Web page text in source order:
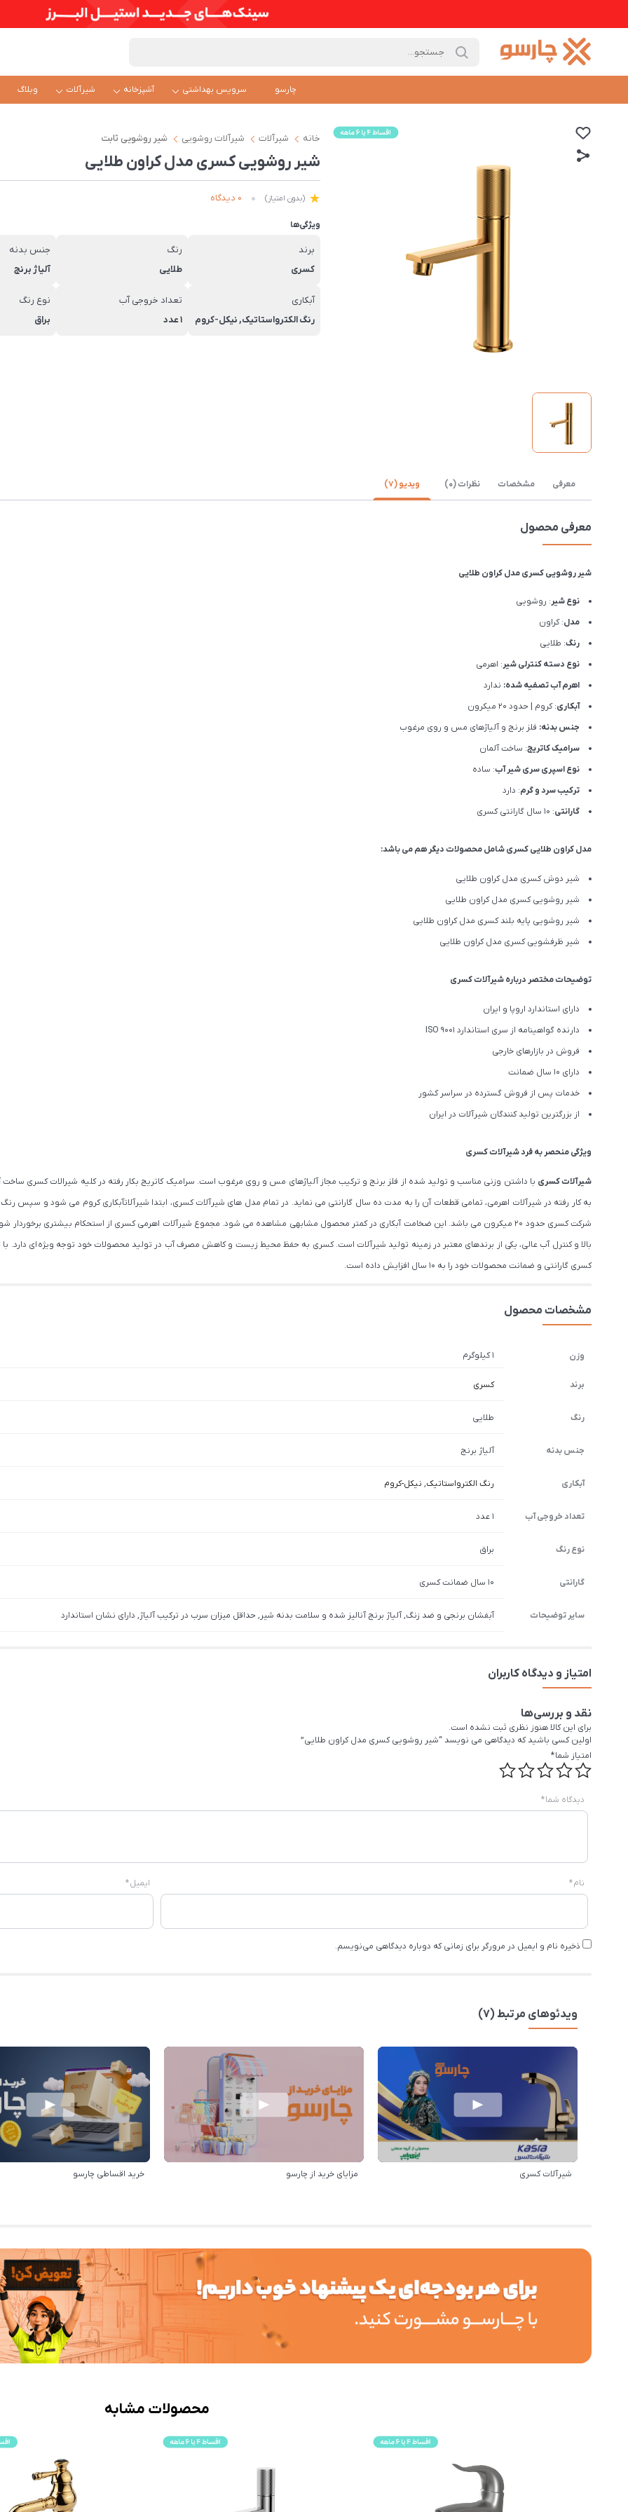
چارسو سرویس بهداشتی آشپزخانه شیرآلات وبلاگ
خانه شیرآلات شیرآلات روشویی شیر روشویی ثابت
شیر روشویی کسری مدل کراون طلایی
(بدون امتیاز) 0 دیدگاه
ویژگی‌ها
برند
کسری
رنگ
طلایی
جنس بدنه
آلیاژ برنج
آبکاری
رنگ الکترواستاتیک, نیکل-کروم
تعداد خروجی آب
1 عدد
نوع رنگ
براق
معرفی مشخصات نظرات (0) ویدیو (7)
معرفی محصول
شیر روشویی کسری مدل کراون طلایی
نوع شیر: روشویی
مدل: کراون
رنگ: طلایی
نوع دسته کنترلی شیر: اهرمی
اهرم آب تصفیه شده: ندارد
آبکاری: کروم | حدود 20 میکرون
جنس بدنه: فلز برنج و آلیاژهای مس و روی مرغوب
سرامیک کاتریج: ساخت آلمان
نوع اسپری سری شیر آب: ساده
ترکیب سرد و گرم: دارد
گارانتی: 10 سال گارانتی کسری
مدل کراون طلایی کسری شامل محصولات دیگر هم می باشد:
شیر دوش کسری مدل کراون طلایی
شیر روشویی کسری مدل کراون طلایی
شیر روشویی پایه بلند کسری مدل کراون طلایی
شیر ظرفشویی کسری مدل کراون طلایی
توضیحات مختصر درباره شیرآلات کسری
دارای استاندارد اروپا و ایران
دارنده گواهینامه از سری استاندارد ISO 9001
فروش در بازارهای خارجی
دارای 10 سال ضمانت
خدمات پس از فروش گسترده در سراسر کشور
از بزرگترین تولید کنندگان شیرآلات در ایران
ویژگی منحصر به فرد شیرآلات کسری
شیرآلات کسری با داشتن وزنی مناسب و تولید شده از فلز برنج و ترکیب مجاز آلیاژهای مس و روی مرغوب است. سرامیک کاتریج بکار رفته در کلیه شیرالات کسری
به کار رفته در شیرآلات اهرمی، تمامی قطعات آن را به مدت ده سال گارانتی می نماید. در تمام مدل های شیرآلات کسری، ابتدا شیرآلاتآبکاری کروم می شود و سپس
شرکت کسری حدود ۲۰ میکرون می باشد. این ضخامت آبکاری در کمتر محصول مشابهی مشاهده می شود. مجموع شیرآلات اهرمی کسری از استحکام بیشتری
بالا و کنترل آب عالی، یکی از برندهای معتبر در زمینه تولید شیرآلات است. کسری به حفظ محیط زیست و کاهش مصرف آب در تولید محصولات خود توجه ویژه ای دارد.
کسری گارانتی و ضمانت محصولات خود را به 10 سال افزایش داده است.
مشخصات محصول
وزن 1 کیلوگرم
برند کسری
رنگ طلایی
جنس بدنه آلیاژ برنج
آبکاری رنگ الکترواستاتیک, نیکل-کروم
تعداد خروجی آب 1 عدد
نوع رنگ براق
گارانتی 10 سال ضمانت کسری
سایر توضیحات آبفشان برنجی و ضد زنگ, آلیاژ برنج آنالیز شده و سلامت بدنه شیر, حداقل میزان سرب در ترکیب آلیاژ, دارای نشان استاندارد
امتیاز و دیدگاه کاربران
نقد و بررسی‌ها
برای این کالا هنوز نظری ثبت نشده است.
اولین کسی باشید که دیدگاهی می نویسد “شیر روشویی کسری مدل کراون طلایی”
امتیاز شما*
دیدگاه شما*
نام* ایمیل*
ذخیره نام و ایمیل در مرورگر برای زمانی که دوباره دیدگاهی می‌نویسم.
ویدئوهای مرتبط (7)
شیرآلات کسری مزایای خرید از چارسو خرید اقساطی چارسو
محصولات مشابه